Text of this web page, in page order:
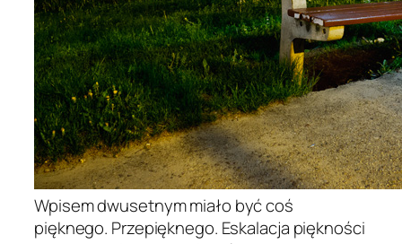
Wpisem dwusetnym miało być coś
pięknego. Przepięknego. Eskalacja piękności